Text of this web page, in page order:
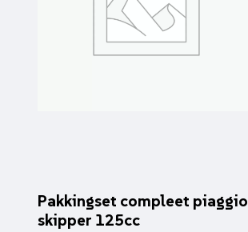
Pakkingset compleet piaggio
skipper 125cc